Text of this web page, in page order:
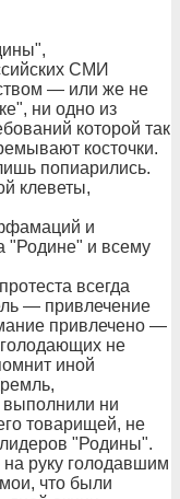
СМИ
— или же не
ни одно из
которой так
косточки.
попиарились.
клеветы,
и
"Родине" и всему
всегда
— привлечение
привлечено —
голодающих не
иной
выполнили ни
товарищей, не
"Родины".
руку голодавшим
что были